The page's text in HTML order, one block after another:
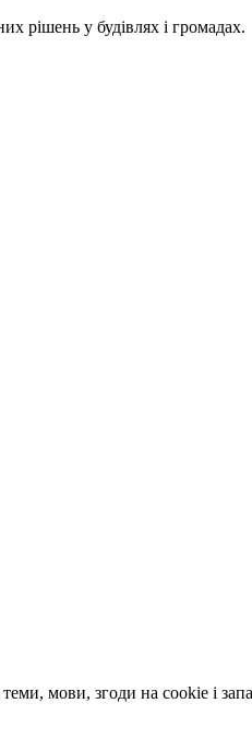
рішень у будівлях і громадах.
мови, згоди на cookie і